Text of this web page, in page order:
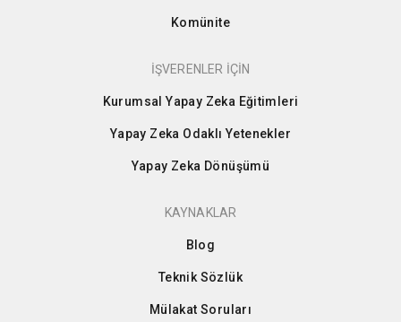
Komünite
İŞVERENLER İÇİN
Kurumsal Yapay Zeka Eğitimleri
Yapay Zeka Odaklı Yetenekler
Yapay Zeka Dönüşümü
KAYNAKLAR
Blog
Teknik Sözlük
Mülakat Soruları